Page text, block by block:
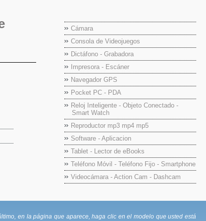
Cámara
Consola de Videojuegos
Dictáfono - Grabadora
Impresora - Escáner
Navegador GPS
Pocket PC - PDA
Reloj Inteligente - Objeto Conectado -
Smart Watch
Reproductor mp3 mp4 mp5
Software - Aplicacion
Tablet - Lector de eBooks
Teléfono Móvil - Teléfono Fijo - Smartphone
Videocámara - Action Cam - Dashcam
en la página que aparece, haga clic en el modelo que usted está